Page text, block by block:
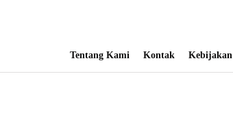
Tentang Kami Kontak